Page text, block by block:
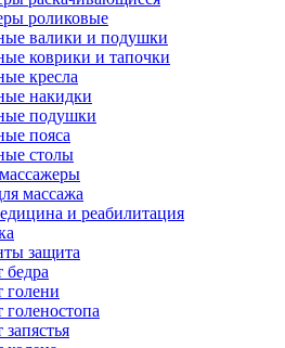
роликовые
валики и подушки
коврики и тапочки
кресла
накидки
подушки
пояса
столы
массажа
и реабилитация
защита
бедра
голени